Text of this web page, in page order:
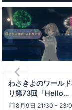
わさきよのワール
り第73回「Hello
World」
8月9日 21:30 -